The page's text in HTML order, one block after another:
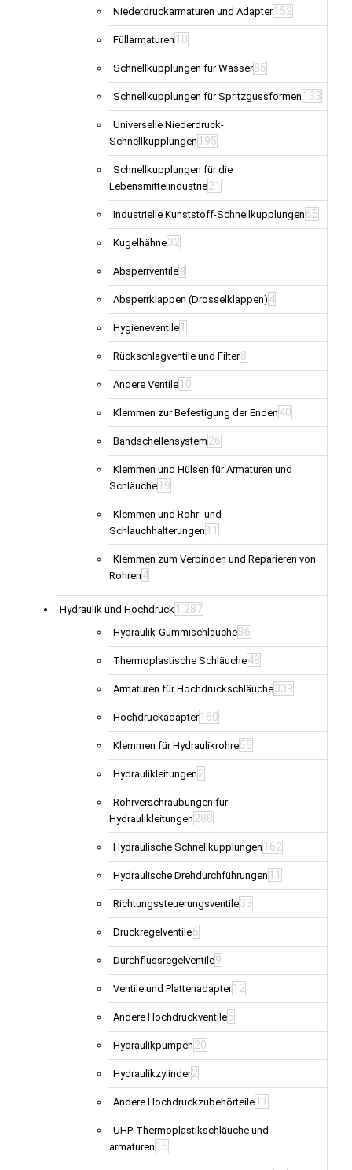
Niederdruckarmaturen und Adapter 152
Füllarmaturen 10
Schnellkupplungen für Wasser85
Schnellkupplungen für Spritzgussformen 133
Universelle Niederdruck-
Schnellkupplungen 195
Schnellkupplungen für die
Lebensmittelindustrie21
Industrielle Kunststoff-Schnellkupplungen 65
Kugelhähne32
Absperrventile4
Absperrklappen (Drosselklappen) 4
Hygieneventile 1
Rückschlagventile und Filter8
Andere Ventile 10
Klemmen zur Befestigung der Enden 40
Bandschellensystem 26
Klemmen und Hülsen für Armaturen und
Schläuche 19
Klemmen und Rohr- und
Schlauchhalterungen 11
Klemmen zum Verbinden und Reparieren von
Rohren 4
Hydraulik und Hochdruck 1.287
Hydraulik-Gummischläuche36
Thermoplastische Schläuche48
Armaturen für Hochdruckschläuche339
Hochdruckadapter 160
Klemmen für Hydraulikrohre55
Hydraulikleitungen 2
Rohrverschraubungen für
Hydraulikleitungen 288
Hydraulische Schnellkupplungen 162
Hydraulische Drehdurchführungen 11
Richtungssteuerungsventile33
Druckregelventile6
Durchflussregelventile9
Ventile und Plattenadapter 12
Andere Hochdruckventile6
Hydraulikpumpen 20
Hydraulikzylinder2
Andere Hochdruckzubehörteile 11
UHP-Thermoplastikschläuche und -
armaturen 15